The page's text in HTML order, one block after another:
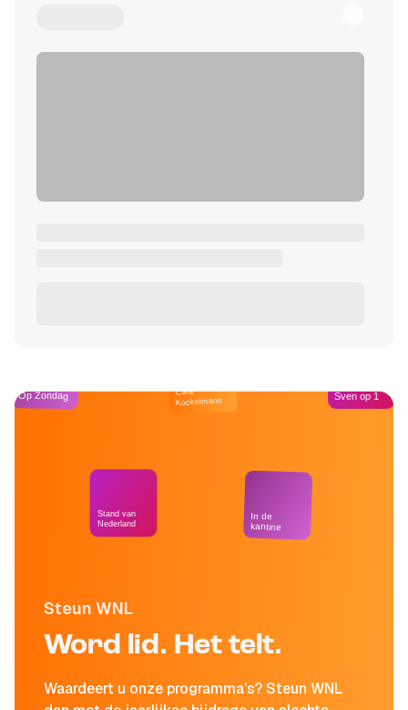
Steun WNL
Word lid. Het telt.
Waardeert u onze programma's? Steun WNL
Op Zondag
Stand van
Nederland
Café
Kockelmann
In de
kantine
Sven op 1